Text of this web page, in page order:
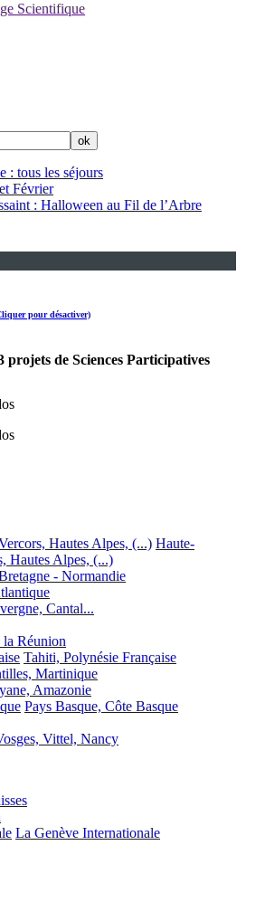
Scientifique
: tous les séjours
Février
: Halloween au Fil de l’Arbre
pour désactiver)
projets de Sciences Participatives
Hautes Alpes, (...) Haute-
Hautes Alpes, (...)
- Normandie
Cantal...
la Réunion
Tahiti, Polynésie Française
Martinique
Amazonie
Pays Basque, Côte Basque
Vittel, Nancy
La Genève Internationale